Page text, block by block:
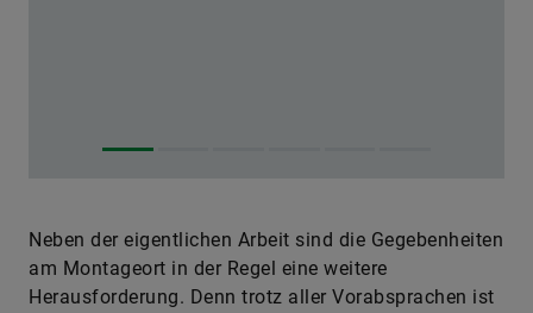
Neben der eigentlichen Arbeit sind die Gegebenheiten
am Montageort in der Regel eine weitere
Herausforderung. Denn trotz aller Vorabsprachen ist